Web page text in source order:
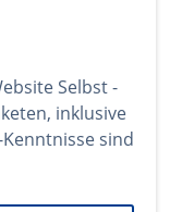
Selbst -
inklusive
sind